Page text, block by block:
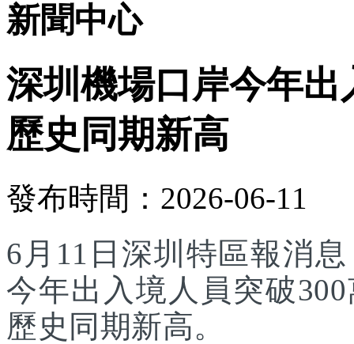
新聞中心
深圳機場口岸今年出
歷史同期新高
發布時間：2026-06-11
6月11日深圳特區報消
今年出入境人員突破
歷史同期新高。